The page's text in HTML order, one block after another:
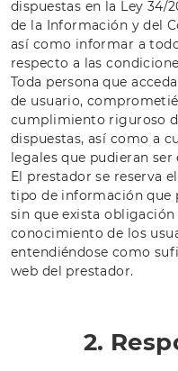
dispuestas en la Ley 34/
de la Información y del
así como informar a
respecto a las
Toda persona que
de usuario,
cumplimiento riguroso
dispuestas, así como a
legales que pudieran ser
El prestador se reserva
tipo de información que
sin que exista
conocimiento de los
entendiéndose como
web del prestador.
2.